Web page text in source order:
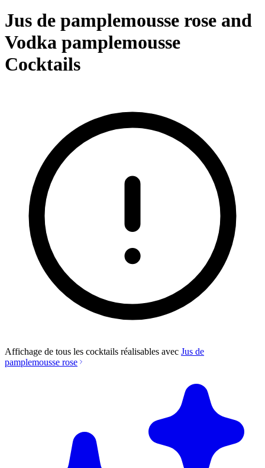
Jus de pamplemousse rose and
Vodka pamplemousse
Cocktails
Affichage de tous les cocktails réalisables avec Jus de
pamplemousse rose